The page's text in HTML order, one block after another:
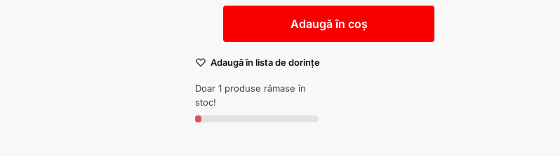
Adaugă în coș
Adaugă în lista de dorințe
Doar 1 produse rămase în
stoc!